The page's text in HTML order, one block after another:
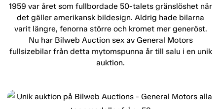
1959 var året som fullbordade 50-talets gränslöshet när
det gäller amerikansk bildesign. Aldrig hade bilarna
varit längre, fenorna större och kromet mer generöst.
Nu har Bilweb Auction sex av General Motors
fullsizebilar från detta mytomspunna år till salu i en unik
auktion.